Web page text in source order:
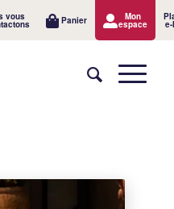
vous Panier Mon
espace